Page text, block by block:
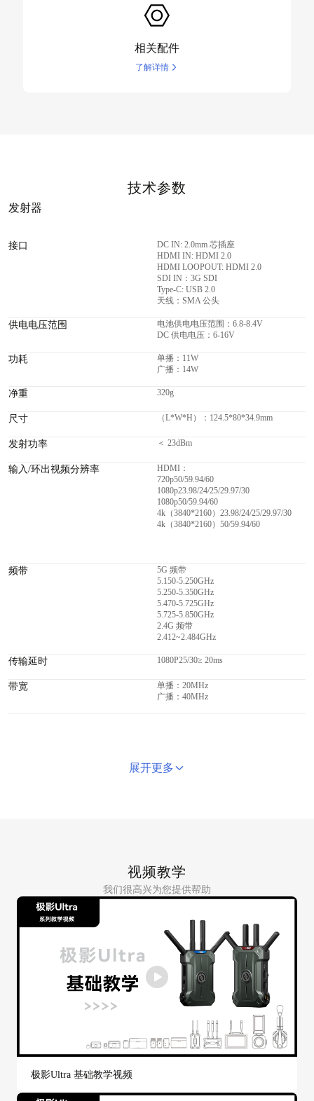
相关配件
了解详情
技术参数
发射器
接口
DC IN: 2.0mm 芯插座
HDMI IN: HDMI 2.0
HDMI LOOPOUT: HDMI 2.0
SDI IN：3G SDI
Type-C: USB 2.0
天线：SMA 公头
供电电压范围
电池供电电压范围：6.8-8.4V
DC 供电电压：6-16V
功耗
单播：11W
广播：14W
净重 320g
尺寸 （L*W*H）：124.5*80*34.9mm
发射功率 ＜ 23dBm
输入/环出视频分辨率
HDMI：
720p50/59.94/60
1080p23.98/24/25/29.97/30
1080p50/59.94/60
4k（3840*2160）23.98/24/25/29.97/30
4k（3840*2160）50/59.94/60
频带
5G 频带
5.150-5.250GHz
5.250-5.350GHz
5.470-5.725GHz
5.725-5.850GHz
2.4G 频带
2.412~2.484GHz
传输延时 1080P25/30≥ 20ms
带宽
单播：20MHz
广播：40MHz
展开更多
视频教学
我们很高兴为您提供帮助
极影Ultra 基础教学视频